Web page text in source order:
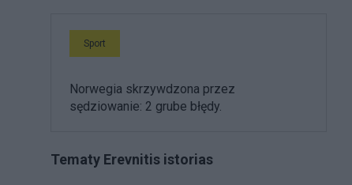
Sport
Norwegia skrzywdzona przez
sędziowanie: 2 grube błędy.
Tematy Erevnitis istorias